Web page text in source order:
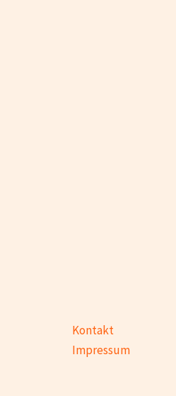
Kontakt
Impressum